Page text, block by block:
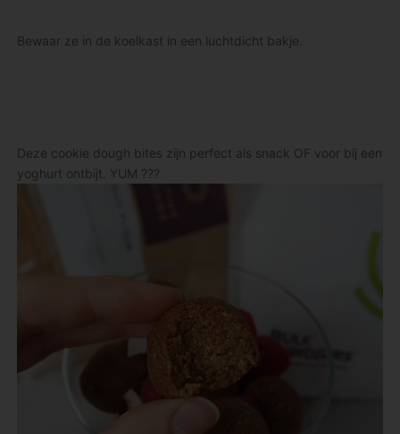
Bewaar ze in de koelkast in een luchtdicht bakje.
Deze cookie dough bites zijn perfect als snack OF voor bij een
yoghurt ontbijt. YUM ??‍?